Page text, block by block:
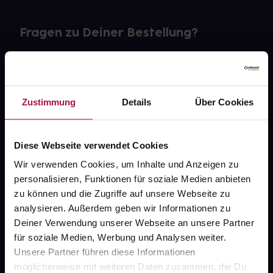
Zustimmung Details Über Cookies
Diese Webseite verwendet Cookies
Wir verwenden Cookies, um Inhalte und Anzeigen zu
personalisieren, Funktionen für soziale Medien anbieten
zu können und die Zugriffe auf unsere Webseite zu
analysieren. Außerdem geben wir Informationen zu
Deiner Verwendung unserer Webseite an unsere Partner
für soziale Medien, Werbung und Analysen weiter.
Unsere Partner führen diese Informationen
möglicherweise mit weiteren Daten zusammen, die Du
Fragen zu Deiner Bestellung?
gesund.de
Über uns
Karriere
Newsletter